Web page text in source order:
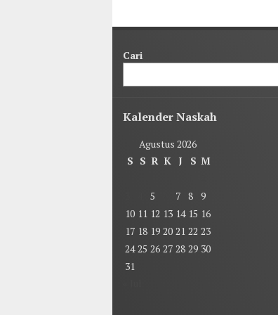
Cari
Kalender Naskah
Agustus 2026
S S R K J S M
5 7 8 9
10 11 12 13 14 15 16
17 18 19 20 21 22 23
24 25 26 27 28 29 30
31